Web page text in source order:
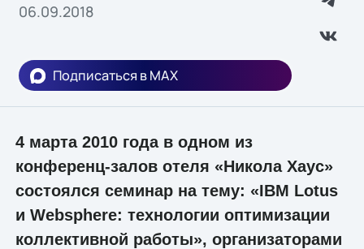
06.09.2018
Подписаться в MAX
4 марта 2010 года в одном из
конференц-залов отеля «Никола Хаус»
состоялся семинар на тему: «IBM Lotus
и Websphere: технологии оптимизации
коллективной работы», организаторами